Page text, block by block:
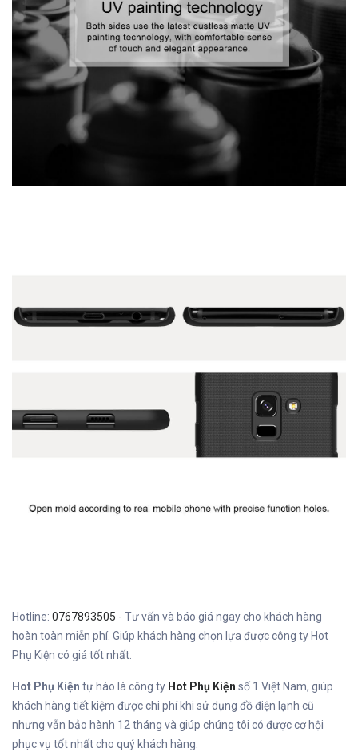
Hotline: 0767893505 - Tư vấn và báo giá ngay cho khách hàng
hoàn toàn miễn phí. Giúp khách hàng chọn lựa được công ty Hot
Phụ Kiện có giá tốt nhất.
Hot Phụ Kiện tự hào là công ty Hot Phụ Kiện số 1 Việt Nam, giúp
khách hàng tiết kiệm được chi phí khi sử dụng đồ điện lạnh cũ
nhưng vẫn bảo hành 12 tháng và giúp chúng tôi có được cơ hội
phục vụ tốt nhất cho quý khách hàng.